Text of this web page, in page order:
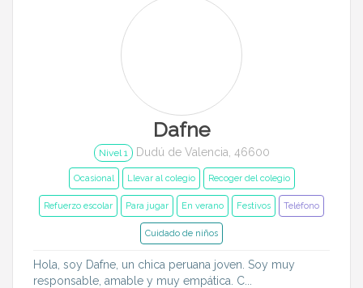
Dafne
Nivel 1 Dudú de Valencia, 46600
Ocasional Llevar al colegio Recoger del colegio
Refuerzo escolar Para jugar En verano Festivos Teléfono
Cuidado de niños
Hola, soy Dafne, un chica peruana joven. Soy muy
responsable, amable y muy empática. C...